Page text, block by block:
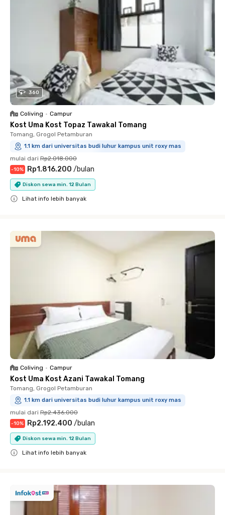
360
Coliving • Campur
Kost Uma Kost Topaz Tawakal Tomang
Tomang, Grogol Petamburan
1.1 km dari universitas budi luhur kampus unit roxy mas
mulai dari Rp2.018.000
-10% Rp1.816.200 /bulan
Diskon sewa min. 12 Bulan
Lihat info lebih banyak
Coliving • Campur
Kost Uma Kost Azani Tawakal Tomang
Tomang, Grogol Petamburan
1.1 km dari universitas budi luhur kampus unit roxy mas
mulai dari Rp2.436.000
-10% Rp2.192.400 /bulan
Diskon sewa min. 12 Bulan
Lihat info lebih banyak